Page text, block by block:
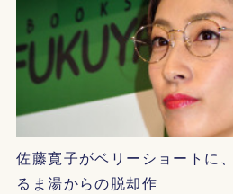
佐藤寛子がベリーショートに
るま湯からの脱却作